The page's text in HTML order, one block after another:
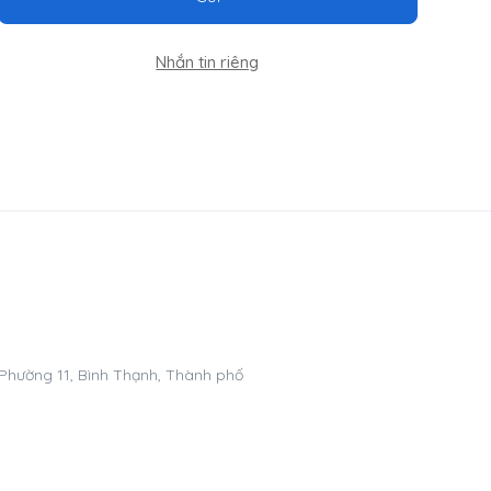
Nhắn tin riêng
11, Bình Thạnh, Thành phố